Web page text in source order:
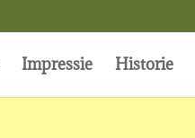
Impressie Historie